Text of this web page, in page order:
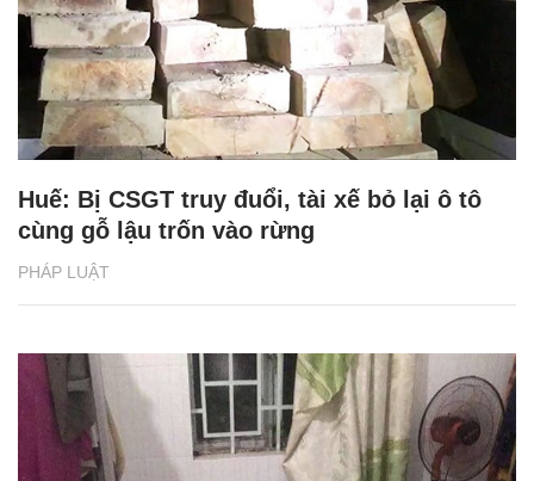
PHÁP LUẬT
Huế: Bị CSGT truy đuổi, tài xế bỏ lại ô tô
cùng gỗ lậu trốn vào rừng